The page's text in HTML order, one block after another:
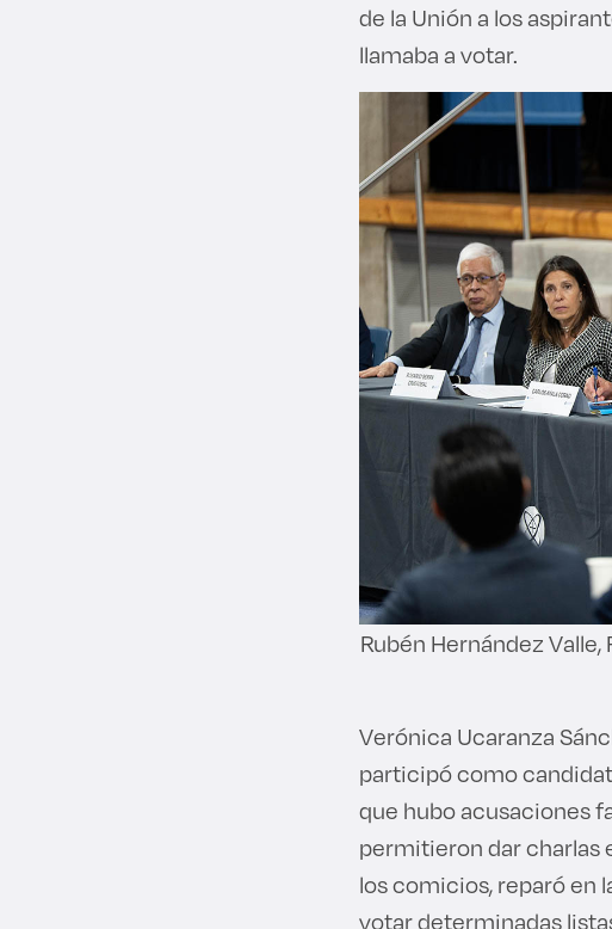
de la Unión a los
llamaba a votar.
Rubén Hernández Valle,
Verónica Ucaranza
participó como
que hubo acusaciones
permitieron dar charlas
los comicios, reparó en
votar determinadas